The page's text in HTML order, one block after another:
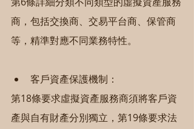
商，包括交換商、交易平台商、保管商
等，精準對應不同業務特性。
客戶資產保護機制：
第18條要求虛擬資產服務商須將客戶資
產與自有財產分別獨立，第19條要求法